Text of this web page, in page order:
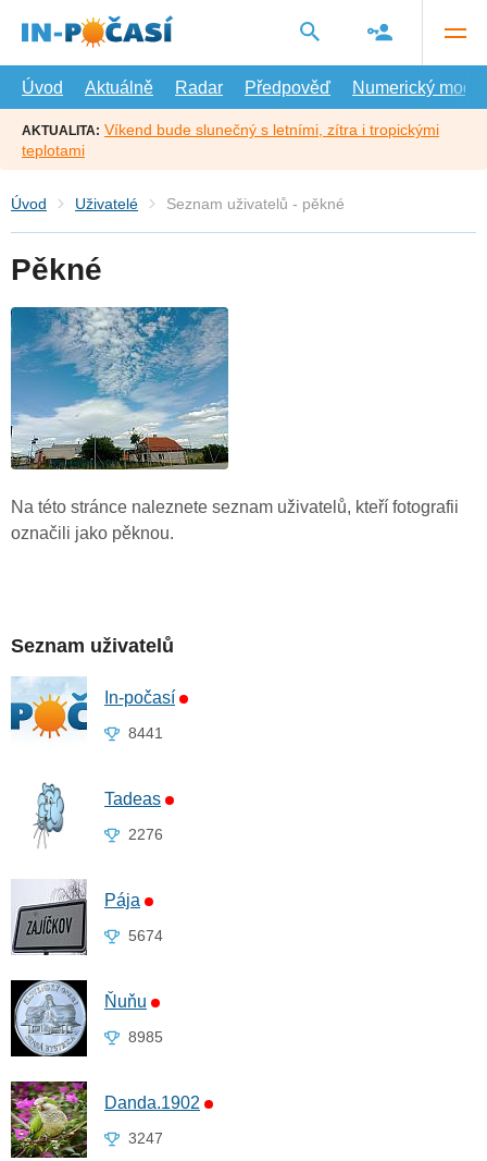
hlavní
Úvod
Aktuálně Radar Předpověď Numerický model
AKTUALITA: Víkend bude slunečný s letními, zítra i tropickými
teplotami
Úvod Uživatelé Seznam uživatelů - pěkné
Pěkné
Na této stránce naleznete seznam uživatelů, kteří fotografii
označili jako pěknou.
Seznam uživatelů
In-počasí
8441
Tadeas
2276
Pája
5674
Ňuňu
8985
Danda.1902
3247